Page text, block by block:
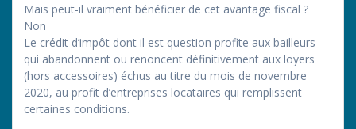
Mais peut-il vraiment bénéficier de cet avantage fiscal ?
Non
Le crédit d’impôt dont il est question profite aux bailleurs
qui abandonnent ou renoncent définitivement aux loyers
(hors accessoires) échus au titre du mois de novembre
2020, au profit d’entreprises locataires qui remplissent
certaines conditions.